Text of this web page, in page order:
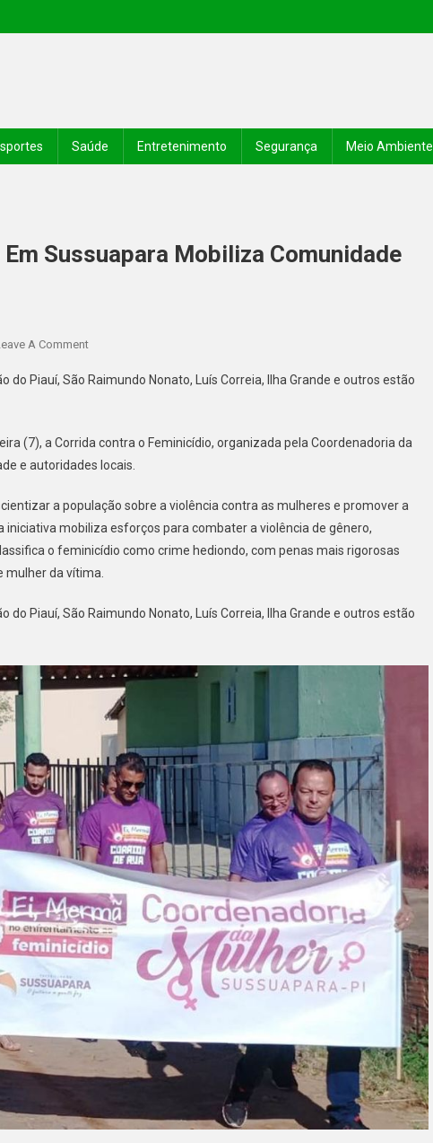
Saúde Entretenimento Segurança Meio Ambiente
Sussuapara Mobiliza Comunidade
A Comment
Piauí, São Raimundo Nonato, Luís Correia, Ilha Grande e outros estão
(7), a Corrida contra o Feminicídio, organizada pela Coordenadoria da
e autoridades locais.
a população sobre a violência contra as mulheres e promover a
mobiliza esforços para combater a violência de gênero,
o feminicídio como crime hediondo, com penas mais rigorosas
mulher da vítima.
Piauí, São Raimundo Nonato, Luís Correia, Ilha Grande e outros estão